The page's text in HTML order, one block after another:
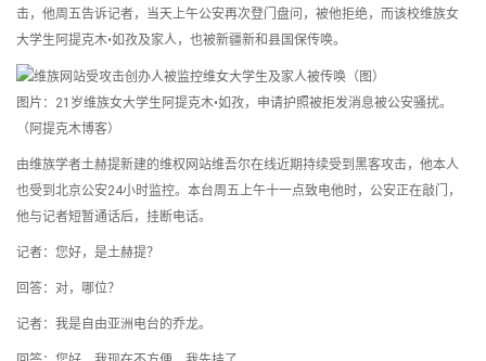
击，他周五告诉记者，当天上午公安再次登门盘问，被他拒绝，而该校维族女
大学生阿提克木•如孜及家人，也被新疆新和县国保传唤。
图片：21岁维族女大学生阿提克木•如孜，申请护照被拒发消息被公安骚扰。
（阿提克木博客）
由维族学者土赫提新建的维权网站维吾尔在线近期持续受到黑客攻击，他本人
也受到北京公安24小时监控。本台周五上午十一点致电他时，公安正在敲门，
他与记者短暂通话后，挂断电话。
记者：您好，是土赫提？
回答：对，哪位？
记者：我是自由亚洲电台的乔龙。